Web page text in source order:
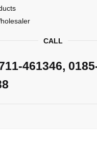
CALL
461346,